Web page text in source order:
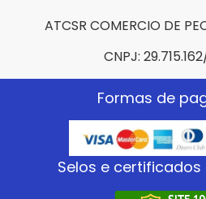
ATCSR COMERCIO DE
CNPJ:
Formas de
Selos e